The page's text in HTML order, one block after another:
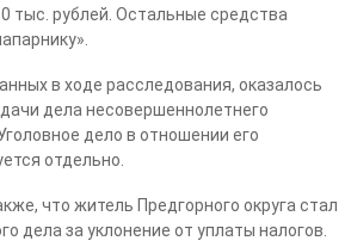
тыс. рублей. Остальные средства
в ходе расследования, оказалось
дела несовершеннолетнего
дело в отношении его
отдельно.
что житель Предгорного округа стал
дела за уклонение от уплаты налогов.